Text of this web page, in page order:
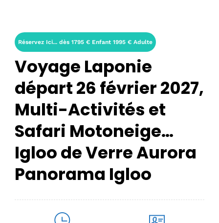
Réservez Ici... dès 1795 € Enfant 1995 € Adulte
Voyage Laponie
départ 26 février 2027,
Multi-Activités et
Safari Motoneige…
Igloo de Verre Aurora
Panorama Igloo